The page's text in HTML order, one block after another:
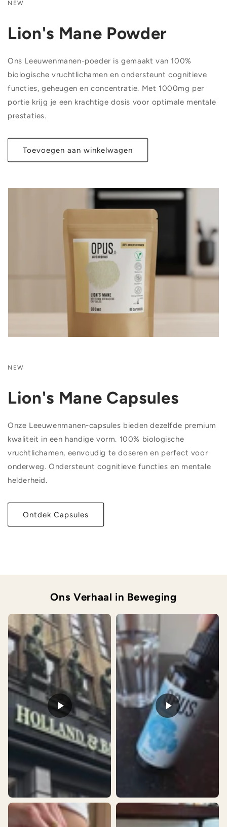
NEW
Lion's Mane Powder
Ons Leeuwenmanen-poeder is gemaakt van 100%
biologische vruchtlichamen en ondersteunt cognitieve
functies, geheugen en concentratie. Met 1000mg per
portie krijg je een krachtige dosis voor optimale mentale
prestaties.
Toevoegen aan winkelwagen
NEW
Lion's Mane Capsules
Onze Leeuwenmanen-capsules bieden dezelfde premium
kwaliteit in een handige vorm. 100% biologische
vruchtlichamen, eenvoudig te doseren en perfect voor
onderweg. Ondersteunt cognitieve functies en mentale
helderheid.
Ontdek Capsules
Ons Verhaal in Beweging